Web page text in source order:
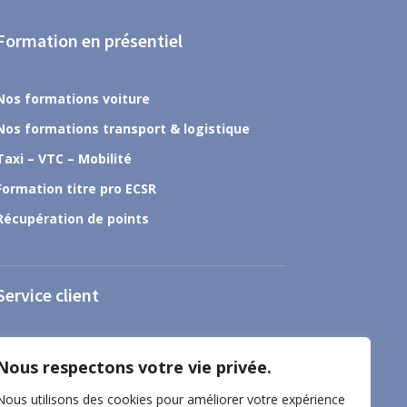
respectons votre vie privée.
utilisons des cookies pour améliorer votre expérience
en présentiel
formations voiture
formations transport & logistique
– VTC – Mobilité
titre pro ECSR
de points
client
contacter